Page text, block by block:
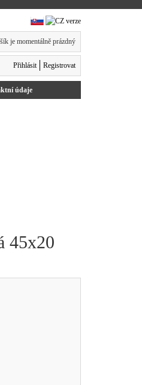
je momentálně prázdný
Přihlásit Registrovat
ní údaje
45x20